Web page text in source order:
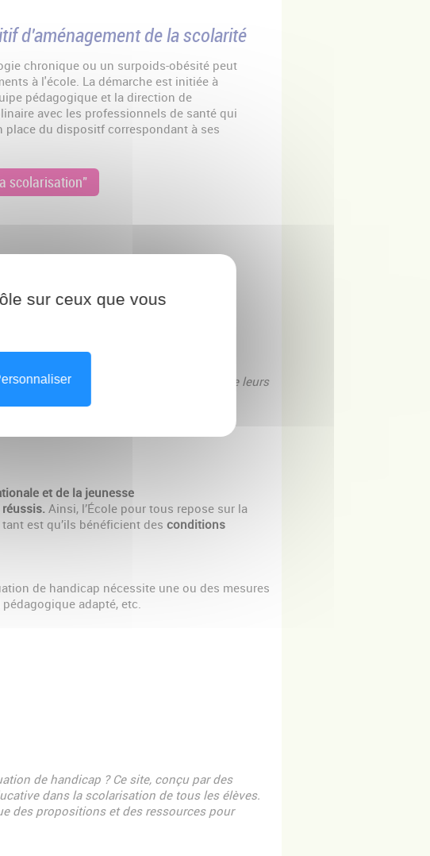
d'aménagement de la scolarité
chronique ou un surpoids-obésité peut
à l'école. La démarche est initiée à
pédagogique et la direction de
avec les professionnels de santé qui
place du dispositf correspondant à ses
scolarisation"
au lycée par la prise en compte de leurs
et de la jeunesse
Ainsi, l’École pour tous repose sur la
tant est qu’ils bénéficient des conditions
de handicap nécessite une ou des mesures
adapté, etc.
de handicap ? Ce site, conçu par des
dans la scolarisation de tous les élèves.
des propositions et des ressources pour
sur ceux que vous